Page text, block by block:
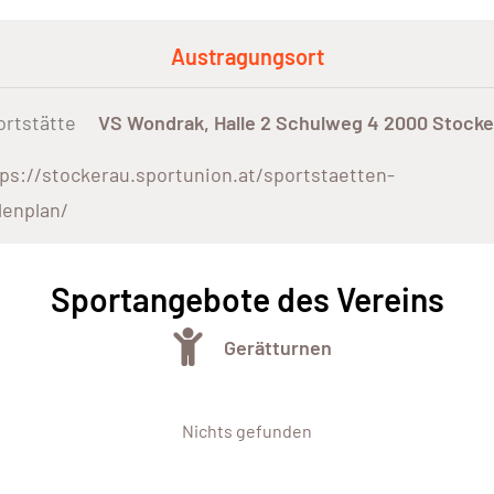
Austragungsort
VS Wondrak, Halle 2 Schulweg 4 2000
stockerau.sportunion.at/sportstaetten-
Sportangebote des Vereins
Gerätturnen
Nichts gefunden